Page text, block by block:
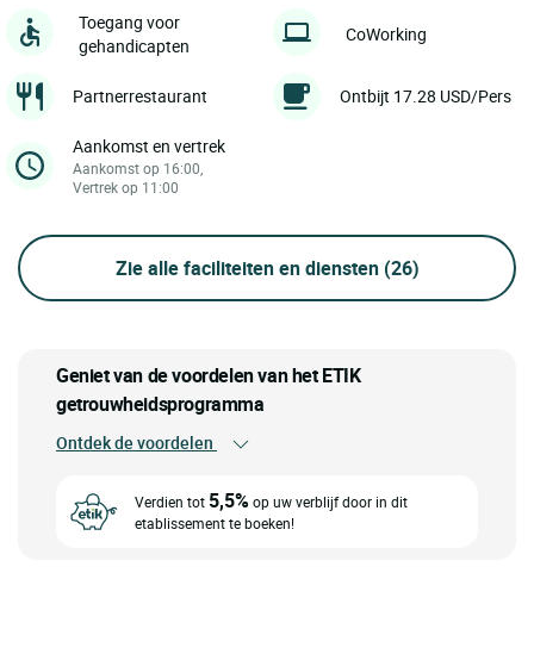
Toegang voor
gehandicapten
CoWorking
Partnerrestaurant Ontbijt 17.28 USD/Pers
Aankomst en vertrek
Aankomst op 16:00,
Vertrek op 11:00
Zie alle faciliteiten en diensten (26)
Geniet van de voordelen van het ETIK
getrouwheidsprogramma
Ontdek de voordelen
Verdien tot 5,5%op uw verblijf door in dit
etablissement te boeken!